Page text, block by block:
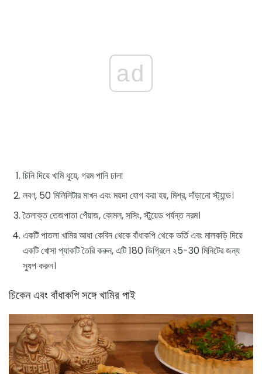
ad
চিনি দিয়ে খামি ধুয়ে, গরম পানি ঢালা
লবণ, 50 মিলিলিটার মাখন এবং ময়দা যোগ করা হয়, মিশ্র, দাঁড়ানো স্ট্যান্ড।
তৈলাক্ত তেজপাতা পেঁয়াজ, কোমল, সসিং, স্টুয়েড পর্যন্ত নরম।
একটি পাতলা খামির আধা কেবিন থেকে বাঁধাকপি থেকে ভর্তি এবং মালকড়ি দিয়ে
একটি খোসা প্যাকটি তৈরি করুন, এটি 180 ডিগ্রিলে ২5-30 মিনিটের জন্য
স্যুপ করুন।
চিকেন এবং বাঁধাকপি সঙ্গে খামির পাই